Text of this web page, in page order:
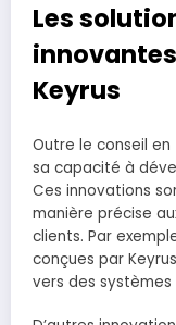
Les
Keyrus
Outre le conseil
sa capacité à
Ces innovations
manière précise
clients. Par
conçues par
vers des